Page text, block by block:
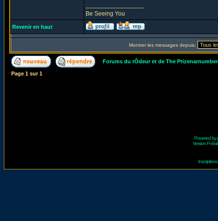
Be Seeing You
Revenir en haut
Montrer les messages depuis:
Forums du rÔdeur et de The
Page 1 sur1
Powered by
Version Fr